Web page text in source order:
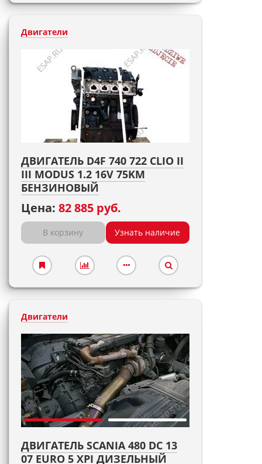
Двигатели
ДВИГАТЕЛЬ D4F 740 722 CLIO II
III MODUS 1.2 16V 75KM
БЕНЗИНОВЫЙ
Цена: 82 885 руб.
В корзину Узнать наличие
Двигатели
ДВИГАТЕЛЬ SCANIA 480 DC 13
07 EURO 5 XPI ДИЗЕЛЬНЫЙ